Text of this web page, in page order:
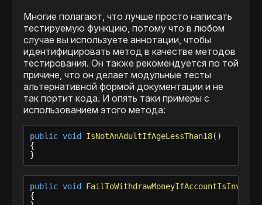
Многие полагают, что лучше просто написать
тестируемую функцию, потому что в любом
случае вы используете аннотации, чтобы
идентифицировать метод в качестве методов
тестирования. Он также рекомендуется по той
причине, что он делает модульные тесты
альтернативной формой документации и не
так портит кода. И опять таки примеры с
использованием этого метода:
public void IsNotAnAdultIfAgeLessThan18()
{
}
public void FailToWithdrawMoneyIfAccountIsInvalid
{